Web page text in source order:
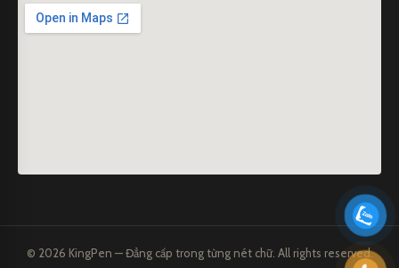
© 2026 KingPen — Đẳng cấp trong từng nét chữ. All rights reserved.